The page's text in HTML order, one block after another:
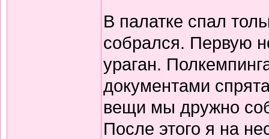
В палатке спал
собрался. Первую
ураган.
документами
вещи мы дружно
После этого я на